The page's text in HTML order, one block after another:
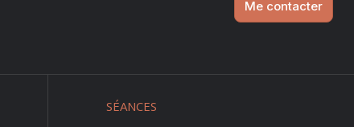
Me contacter
SÉANCES